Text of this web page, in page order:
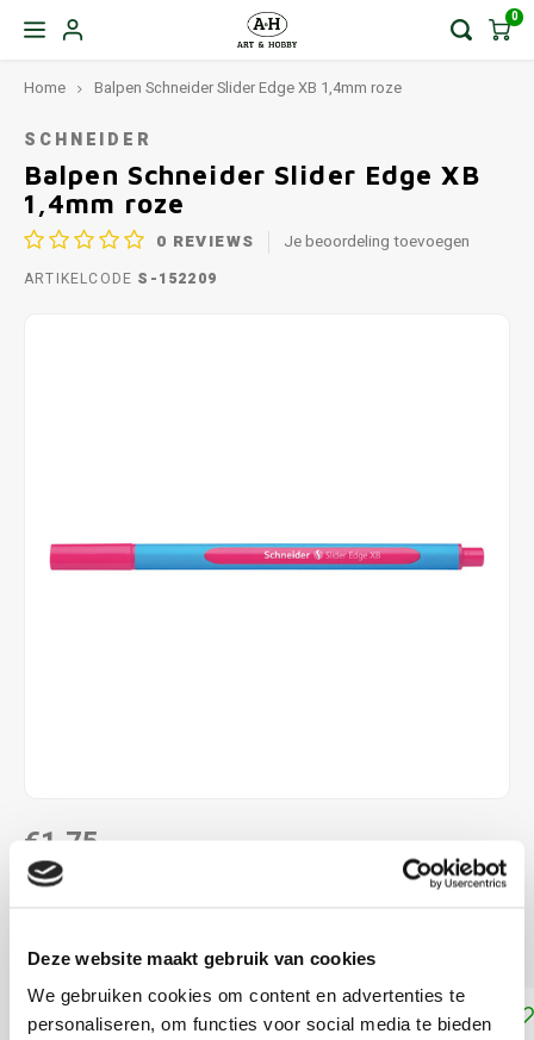
Deze website maakt gebruik van cookies
We gebruiken cookies om content en advertenties te
personaliseren, om functies voor social media te bieden
0
Home Balpen Schneider Slider Edge XB 1,4mm roze
SCHNEIDER
Balpen Schneider Slider Edge XB
1,4mm roze
0 REVIEWS Je beoordeling toevoegen
ARTIKELCODE S-152209
€1,75
DIRECT LEVERBAAR
Schrijft als een gelpen Lees meer
Toevoegen aan winkelwagen